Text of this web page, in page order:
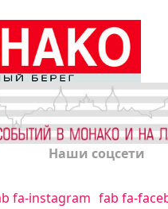
Наши соцсети
fa-instagram fab fa-